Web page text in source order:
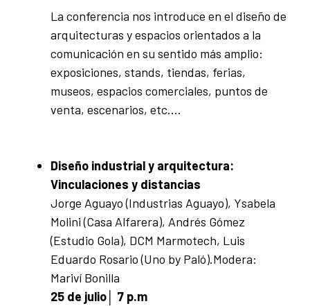
La conferencia nos introduce en el diseño de
arquitecturas y espacios orientados a la
comunicación en su sentido más amplio:
exposiciones, stands, tiendas, ferias,
museos, espacios comerciales, puntos de
venta, escenarios, etc….
Diseño industrial y arquitectura:
Vinculaciones y distancias
Jorge Aguayo (Industrias Aguayo), Ysabela
Molini (Casa Alfarera), Andrés Gómez
(Estudio Gola), DCM Marmotech, Luis
Eduardo Rosario (Uno by Paló).Modera:
Mariví Bonilla
25 de julio│ 7 p.m